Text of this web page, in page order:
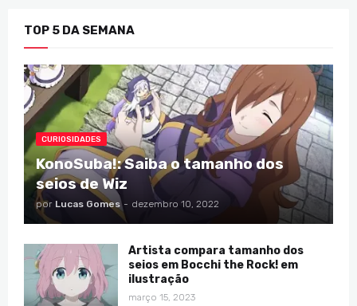
TOP 5 DA SEMANA
CURIOSIDADES
KonoSuba!: Saiba o tamanho dos
seios de Wiz
por Lucas Gomes - dezembro 10, 2022
Artista compara tamanho dos
seios em Bocchi the Rock! em
ilustração
março 15, 2023